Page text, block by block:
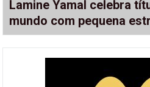
Lamine Yamal celebra
mundo com pequena